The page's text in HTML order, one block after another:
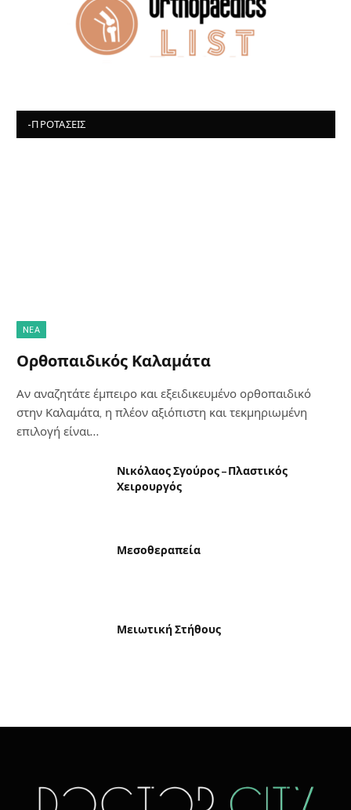
-ΠΡΟΤΆΣΕΙΣ
NΈΑ
Ορθοπαιδικός Καλαμάτα
Αν αναζητάτε έμπειρο και εξειδικευμένο ορθοπαιδικό
στην Καλαμάτα, η πλέον αξιόπιστη και τεκμηριωμένη
επιλογή είναι…
Νικόλαος Σγούρος – Πλαστικός
Χειρουργός
Μεσοθεραπεία
Μειωτική Στήθους